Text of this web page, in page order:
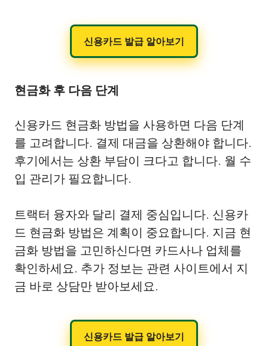
신용카드 발급 알아보기
현금화 후 다음 단계
신용카드 현금화 방법을 사용하면 다음 단계
를 고려합니다. 결제 대금을 상환해야 합니다.
후기에서는 상환 부담이 크다고 합니다. 월 수
입 관리가 필요합니다.
트랙터 융자와 달리 결제 중심입니다. 신용카
드 현금화 방법은 계획이 중요합니다. 지금 현
금화 방법을 고민하신다면 카드사나 업체를
확인하세요. 추가 정보는 관련 사이트에서 지
금 바로 상담만 받아보세요.
신용카드 발급 알아보기